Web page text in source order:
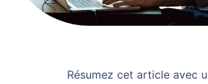
Résumez cet article avec